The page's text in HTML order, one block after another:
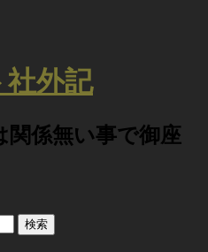
社外記
関係無い事で御座